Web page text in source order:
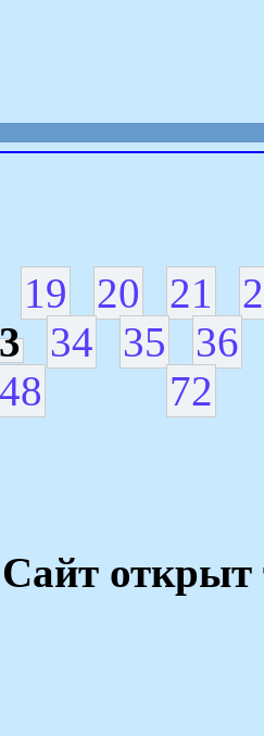
19 20 21
34 35
36
48 72
Сайт открыт